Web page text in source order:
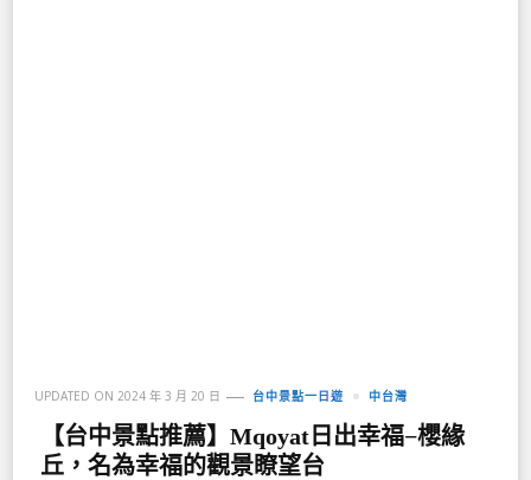
UPDATED ON 2024 年 3 月 20 日 台中景點一日遊 中台灣
【台中景點推薦】Mqoyat日出幸福−櫻緣
丘，名為幸福的觀景瞭望台